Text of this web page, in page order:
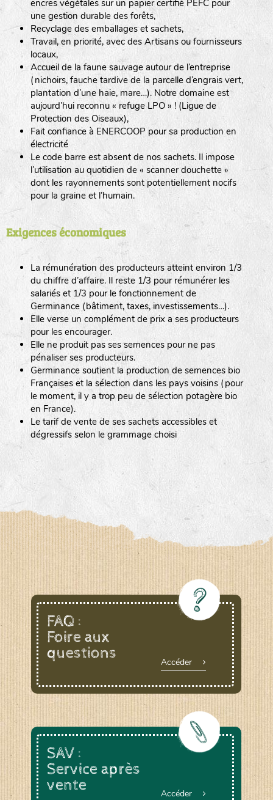
encres végétales sur un papier certifié PEFC pour
une gestion durable des forêts,
Recyclage des emballages et sachets,
Travail, en priorité, avec des Artisans ou fournisseurs
locaux,
Accueil de la faune sauvage autour de l’entreprise
(nichoirs, fauche tardive de la parcelle d’engrais vert,
plantation d’une haie, mare…). Notre domaine est
aujourd’hui reconnu « refuge LPO » ! (Ligue de
Protection des Oiseaux),
Fait confiance à ENERCOOP pour sa production en
électricité
Le code barre est absent de nos sachets. Il impose
l’utilisation au quotidien de « scanner douchette »
dont les rayonnements sont potentiellement nocifs
pour la graine et l’humain.
Exigences économiques
La rémunération des producteurs atteint environ 1/3
du chiffre d’affaire. Il reste 1/3 pour rémunérer les
salariés et 1/3 pour le fonctionnement de
Germinance (bâtiment, taxes, investissements…).
Elle verse un complément de prix a ses producteurs
pour les encourager.
Elle ne produit pas ses semences pour ne pas
pénaliser ses producteurs.
Germinance soutient la production de semences bio
Françaises et la sélection dans les pays voisins (pour
le moment, il y a trop peu de sélection potagère bio
en France).
Le tarif de vente de ses sachets accessibles et
dégressifs selon le grammage choisi
FAQ :
Foire aux
questions
Accéder
SAV :
Service après
vente
Accéder